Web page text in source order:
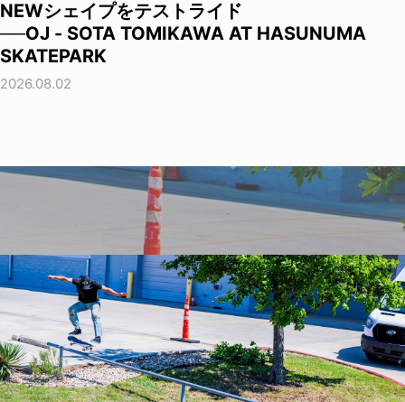
NEWシェイプをテストライド
──OJ - SOTA TOMIKAWA AT HASUNUMA
SKATEPARK
2026.08.02